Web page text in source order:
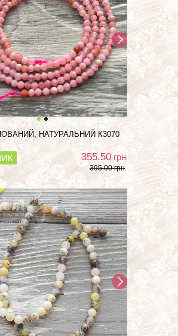
НАТУРАЛЬНИЙ К3070
355.50 грн
395.00 грн